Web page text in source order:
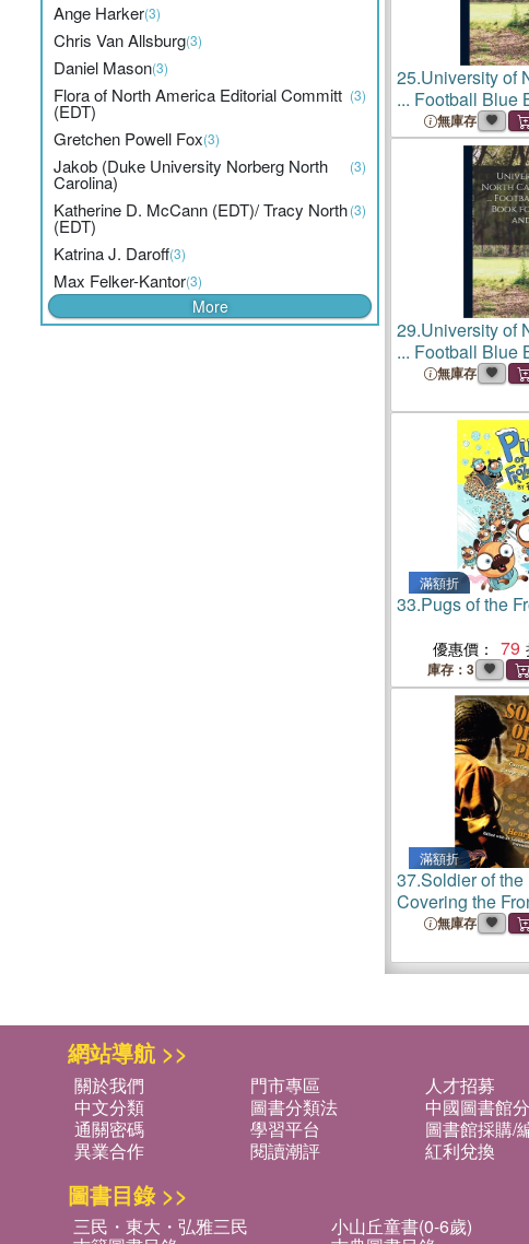
Ange Harker(3)
Chris Van Allsburg(3)
Daniel Mason(3)
Flora of North America Editorial Committ
(EDT)
(3)
Gretchen Powell Fox(3)
Jakob (Duke University Norberg North
Carolina)
(3)
Katherine D. McCann (EDT)/ Tracy North
(EDT)
(3)
Katrina J. Daroff(3)
Max Felker-Kantor(3)
More
25.University of
... Football Blue
and Radio; 1958
無庫存
29.University of
... Football Blue
and Radio; 1958
無庫存
滿額折
33.Pugs of the
優惠價： 79
庫存：3
滿額折
37.Soldier of
Covering the
and North
無庫存
網站導航 >>
關於我們 門市專區 人才招募
中文分類
圖書分類法 中國圖書館
通關密碼
學習平台 圖書館採購/
異業合作
閱讀潮評 紅利兌換
圖書目錄 >>
三民・東大・弘雅三民 小山丘童書(0-6歲)